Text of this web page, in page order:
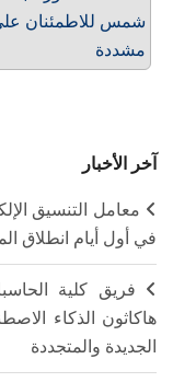
شمس للاطمئنان
مشددة
آخر الأخبار
في أول أيام انطلاق
فريق كلية
هاكاثون الذكاء
الجديدة والمتجددة